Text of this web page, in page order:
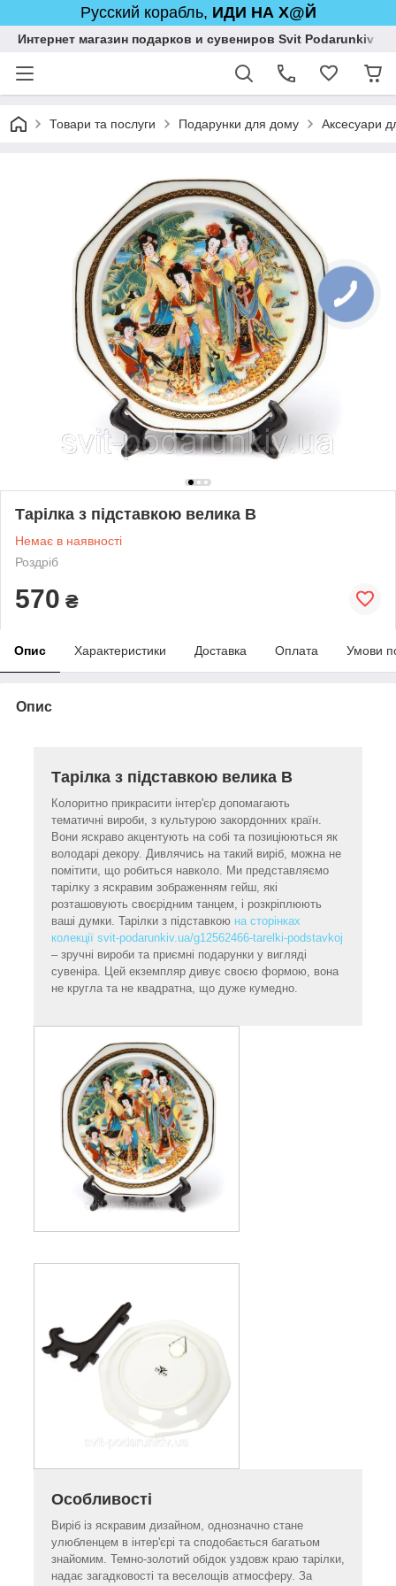
Русский корабль, ИДИ НА Х@Й
Интернет магазин подарков и сувениров Svit Podarunkiv
Товари та послуги Подарунки для дому Аксесуари
Тарілка з підставкою велика B
Немає в наявності
Роздріб
570 ₴
Опис Характеристики Доставка Оплата Умови
Опис
Тарілка з підставкою велика B
Колоритно прикрасити інтер'єр допомагають
тематичні вироби, з культурою закордонних країн.
Вони яскраво акцентують на собі та позиціюються як
володарі декору. Дивлячись на такий виріб, можна не
помітити, що робиться навколо. Ми представляємо
тарілку з яскравим зображенням гейш, які
розташовують своєрідним танцем, і розкріплюють
ваші думки. Тарілки з підставкою на сторінках
колекції svit-podarunkiv.ua/g12562466-tarelki-podstavkoj
– зручні вироби та приємні подарунки у вигляді
сувеніра. Цей екземпляр дивує своєю формою, вона
не кругла та не квадратна, що дуже кумедно.
Особливості
Виріб із яскравим дизайном, однозначно стане
улюбленцем в інтер'єрі та сподобається багатьом
знайомим. Темно-золотий обідок уздовж краю тарілки,
надає загадковості та веселощів атмосферу. За